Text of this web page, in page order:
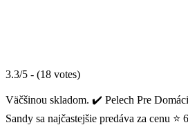
3.3/5 - (18 votes)
Väčšinou skladom. ✔️ Pelech Pre
Sandy sa najčastejšie predáva za cenu